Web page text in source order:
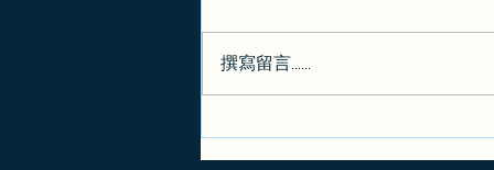
炉，监管生态要变天！
撰寫留言......